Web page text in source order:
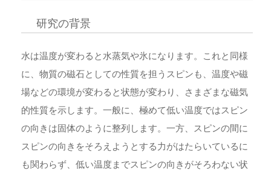
研究の背景
水は温度が変わると水蒸気や氷になります。これと同様
に、物質の磁石としての性質を担うスピンも、温度や磁
場などの環境が変わると状態が変わり、さまざまな磁気
的性質を示します。一般に、極めて低い温度ではスピン
の向きは固体のように整列します。一方、スピンの間に
スピンの向きをそろえようとする力がはたらいているに
も関わらず、低い温度までスピンの向きがそろわない状